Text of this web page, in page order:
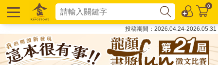
0
投稿期間：2026.04.24-2026.05.31